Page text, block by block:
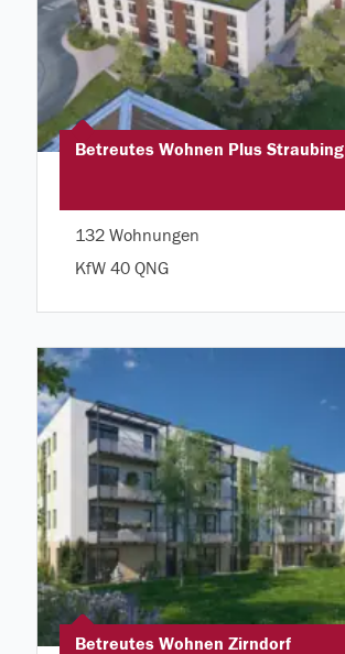
Betreutes Wohnen Plus Straubing
132 Wohnungen
KfW 40 QNG
Betreutes Wohnen Zirndorf